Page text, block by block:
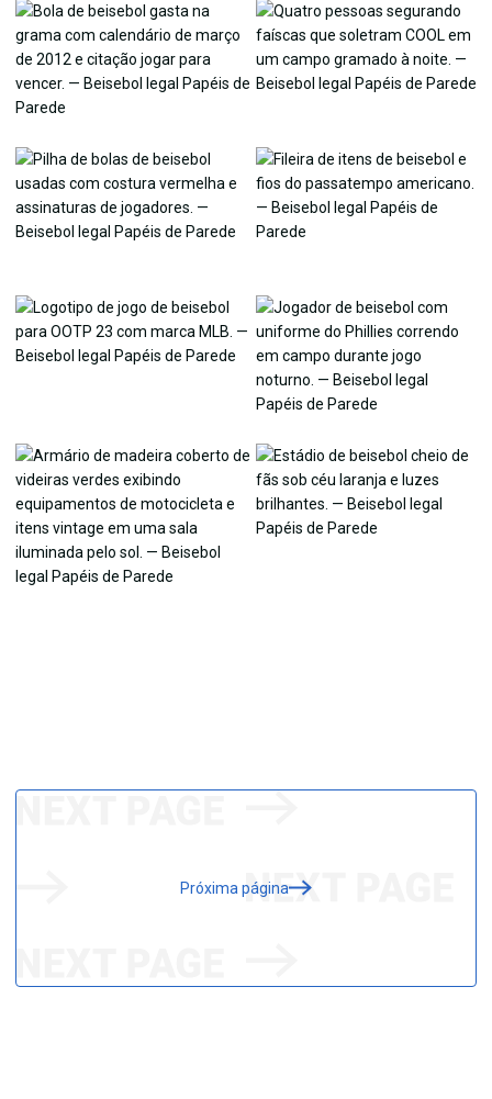
Próxima página